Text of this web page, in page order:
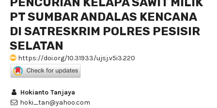
PT SUMBAR ANDALAS KENCANA
DI SATRESKRIM POLRES PESISIR
SELATAN
https://doi.org/10.31933/ujsj.v5i3.220
Hokianto Tanjaya
hoki_tan@yahoo.com